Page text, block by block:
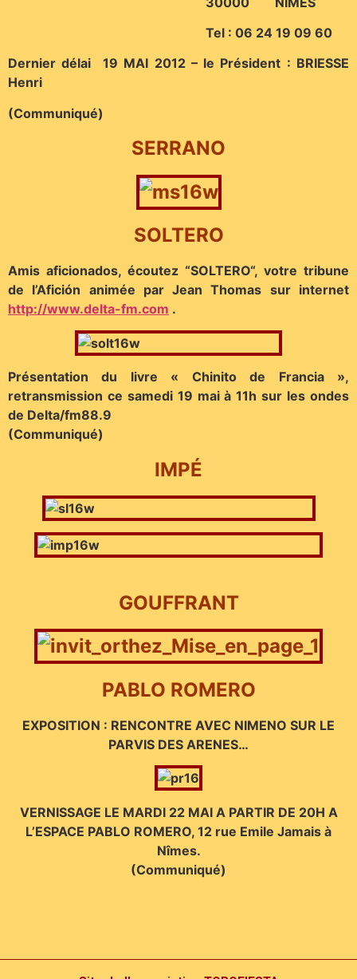
Tel : 06 24 19 09 60
Dernier délai 19 MAI 2012 – le Président : BRIESSE
Henri
(Communiqué)
SERRANO
SOLTERO
Amis aficionados, écoutez “SOLTERO“, votre tribune
de l’Afición animée par Jean Thomas sur internet
http://www.delta-fm.com .
Présentation du livre « Chinito de Francia »,
retransmission ce samedi 19 mai à 11h sur les ondes
de Delta/fm88.9
(Communiqué)
IMPÉ
GOUFFRANT
PABLO ROMERO
EXPOSITION : RENCONTRE AVEC NIMENO SUR LE
PARVIS DES ARENES…
VERNISSAGE LE MARDI 22 MAI A PARTIR DE 20H A
L’ESPACE PABLO ROMERO, 12 rue Emile Jamais à
Nîmes.
(Communiqué)